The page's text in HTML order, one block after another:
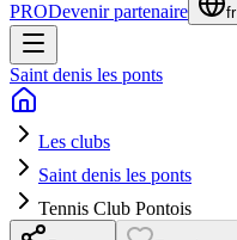
PRODevenir partenaire fr
Saint denis les ponts
Les clubs
Saint denis les ponts
Tennis Club Pontois